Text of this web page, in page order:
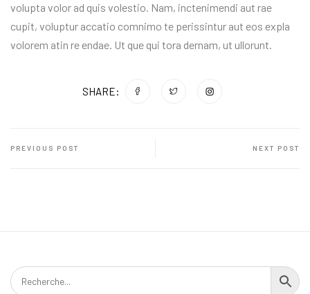
volupta volor ad quis volestio. Nam, inctenimendi aut rae
cupit, voluptur accatio comnimo te perissintur aut eos expla
volorem atin re endae. Ut que qui tora dernam, ut ullorunt.
SHARE:
PREVIOUS POST NEXT POST